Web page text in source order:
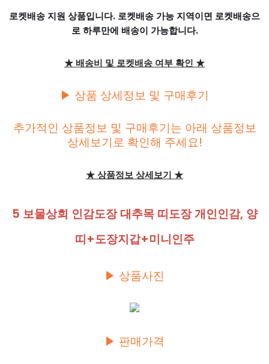
로켓배송 지원 상품입니다. 로켓배송 가능 지역이면 로켓배송으
로 하루만에 배송이 가능합니다.
★ 배송비 및 로켓배송 여부 확인 ★
▶ 상품 상세정보 및 구매후기
추가적인 상품정보 및 구매후기는 아래 상품정보
상세보기로 확인해 주세요!
★ 상품정보 상세보기 ★
5 보물상회 인감도장 대추목 띠도장 개인인감, 양
띠+도장지갑+미니인주
▶ 상품사진
▶ 판매가격